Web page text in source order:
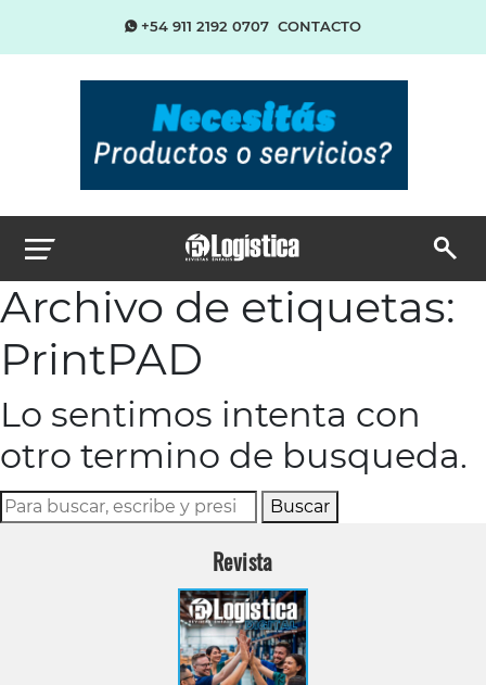
+54 911 2192 0707 CONTACTO
Archivo de etiquetas:
PrintPAD
Lo sentimos intenta con
otro termino de busqueda.
Buscar
Revista